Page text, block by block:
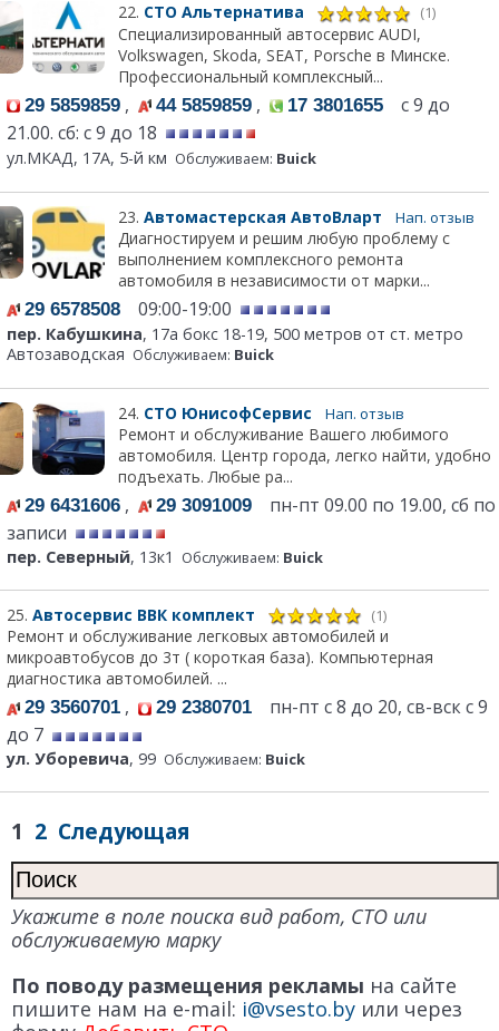
22. СТО Альтернатива (1)
Специализированный автосервис AUDI,
Volkswagen, Skoda, SEAT, Porsche в Минске.
Профессиональный комплекcный...
29 5859859 , 44 5859859 , 17 3801655 с 9 до
21.00. сб: с 9 до 18
ул.МКАД, 17А, 5-й км Обслуживаем: Buick
23. Автомастерская АвтоВларт Нап. отзыв
Диагностируем и решим любую проблему с
выполнением комплексного ремонта
автомобиля в независимости от марки...
29 6578508 09:00-19:00
пер. Кабушкина, 17а бокс 18-19, 500 метров от ст. метро
Автозаводская Обслуживаем: Buick
24. СТО ЮнисофСервис Нап. отзыв
Ремонт и обслуживание Вашего любимого
автомобиля. Центр города, легко найти, удобно
подъехать. Любые ра...
29 6431606 , 29 3091009 пн-пт 09.00 по 19.00, сб по
записи
пер. Северный, 13к1 Обслуживаем: Buick
25. Автосервис ВВК комплект (1)
Ремонт и обслуживание легковых автомобилей и
микроавтобусов до 3т ( короткая база). Компьютерная
диагностика автомобилей. ...
29 3560701 , 29 2380701 пн-пт с 8 до 20, св-вск с 9
до 7
ул. Уборевича, 99 Обслуживаем: Buick
1 2 Следующая
Укажите в поле поиска вид работ, СТО или
обслуживаемую марку
По поводу размещения рекламы на сайте
пишите нам на e-mail: i@vsesto.by или через